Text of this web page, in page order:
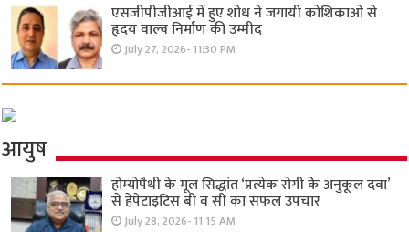
एसजीपीजीआई में हुए शोध ने जगायी कोशिकाओं से
हृदय वाल्व निर्माण की उम्मीद
July 27, 2026- 11:30 PM
आयुष
होम्योपैथी के मूल सिद्धांत ‘प्रत्येक रोगी केे अनुकूल दवा’
से हेपेटाइटिस बी व सी का सफल उपचार
July 28, 2026- 11:15 AM